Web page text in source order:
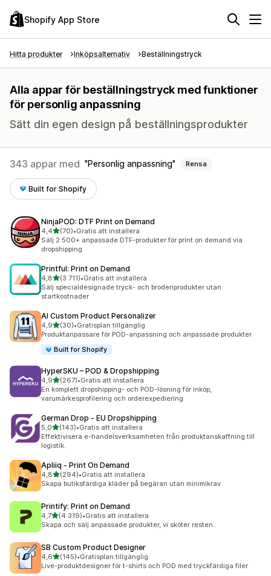
Shopify App Store
Hitta produkter Inköpsalternativ Beställningstryck
Alla appar för beställningstryck med funktioner
för personlig anpassning
Sätt din egen design på beställningsprodukter
343 appar med Personlig anpassning Rensa
Built for Shopify
NinjaPOD: DTF Print on Demand
4,4av 5 stjärnor
(70)
70 recensioner totalt
•Gratis att installera
Sälj 2 500+ anpassade DTF-produkter för print on demand via
dropshipping
Printful: Print on Demand
4,8av 5 stjärnor
(3 711)
3711 recensioner totalt
•Gratis att installera
Sälj specialdesignade tryck- och broderiprodukter utan
startkostnader
AI Custom Product Personalizer
4,9av 5 stjärnor
(30)
30 recensioner totalt
•Gratisplan tillgänglig
Produktanpassare för POD-anpassning och anpassade produkter
Built for Shopify
HyperSKU – POD & Dropshipping
4,9av 5 stjärnor
(267)
267 recensioner totalt
•Gratis att installera
En komplett dropshipping- och POD-lösning för inköp,
varumärkesprofilering och orderexpediering
German Drop ‑ EU Dropshipping
5,0av 5 stjärnor
(143)
143 recensioner totalt
•Gratis att installera
Effektivisera e-handelsverksamheten från produktanskaffning till
logistik.
Apliiq ‑ Print On Demand
4,8av 5 stjärnor
(294)
294 recensioner totalt
•Gratis att installera
Skapa butiksfärdiga kläder på begäran utan minimikrav
Printify: Print on Demand
4,7av 5 stjärnor
(4 319)
4319 recensioner totalt
•Gratis att installera
Skapa och sälj anpassade produkter, vi sköter resten.
SB Custom Product Designer
4,6av 5 stjärnor
(145)
145 recensioner totalt
•Gratisplan tillgänglig
Live-produktdesigner för t-shirts och POD med tryckfärdiga filer